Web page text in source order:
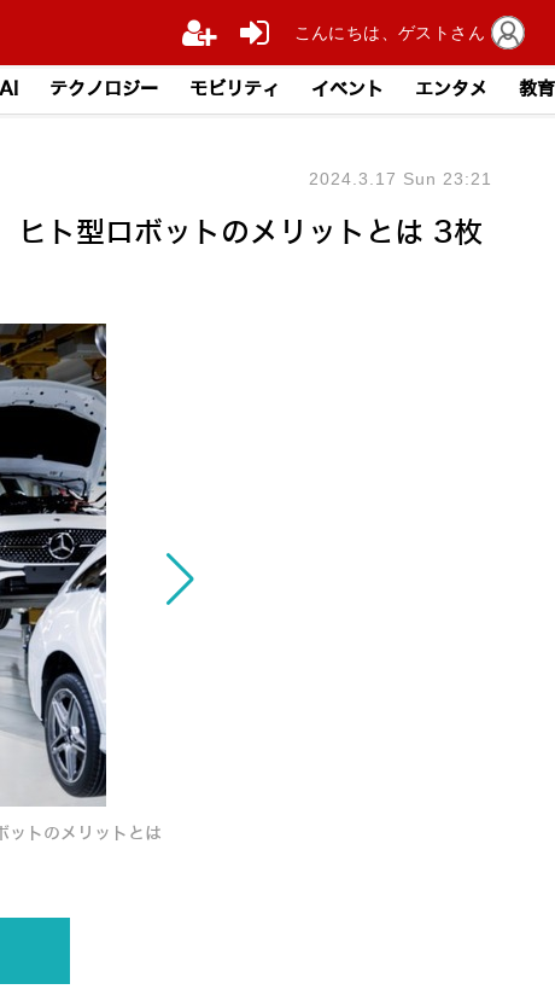
AI テクノロジー モビリティ イベント エンタメ 教育
ト型ロボットのメリットとは 3枚
2024.3.17 Sun 23:21
トのメリットとは
こんにちは、ゲストさん